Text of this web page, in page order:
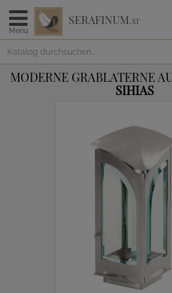
Menü
SERAFINUM.AT
MODERNE GRABLATERNE
SIHIAS